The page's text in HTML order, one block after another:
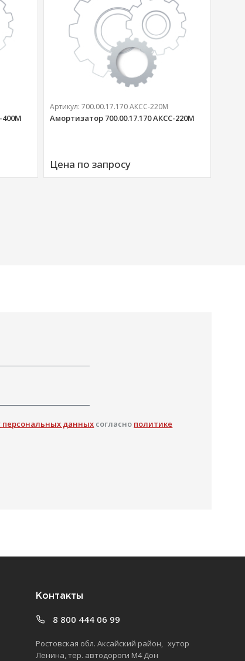
400М
Артикул:700.00.17.170 АКСС-220М
Амортизатор 700.00.17.170 АКСС-220М
Цена по запросу
персональных данных согласно политике
Контакты
8 800 444 06 99
Ростовская обл. Аксайский район, хутор
Ленина, тер. автодороги М4 Дон